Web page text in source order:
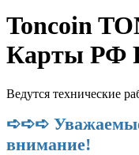
Toncoin
Карты РФ
Ведутся технические
➪➪➪
внимание!